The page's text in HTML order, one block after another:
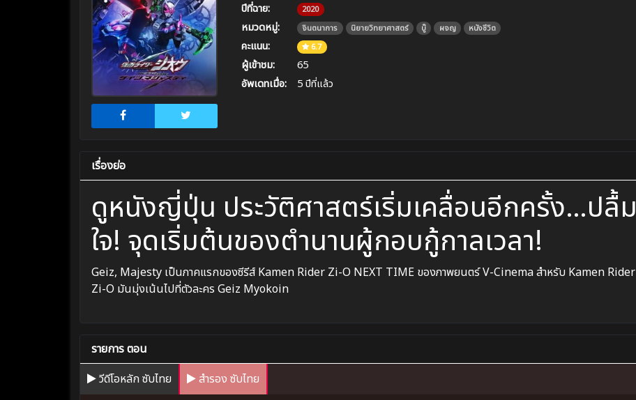
ปีที่ฉาย: 2020
หมวดหมู่: จินตนาการ นิยายวิทยาศาสตร์ บู๊ ผจญ หนังชีวิต
คะแนน: 6.7
ผู้เข้าชม:
65
อัพเดทเมื่อ:
5 ปีที่แล้ว
เรื่องย่อ
ดูหนังญี่ปุ่น ประวัติศาสตร์เริ่มเคลื่อนอีกครั้ง…ปลื้ม
ใจ! จุดเริ่มต้นของตำนานผู้กอบกู้กาลเวลา!
Geiz, Majesty เป็นภาคแรกของซีรีส์ Kamen Rider Zi-O NEXT TIME ของภาพยนตร์ V-Cinema สำหรับ Kamen Rider
Zi-O มันมุ่งเน้นไปที่ตัวละคร Geiz Myokoin
รายการ ตอน
วีดีโอหลัก ซับไทย
สำรอง ซับไทย